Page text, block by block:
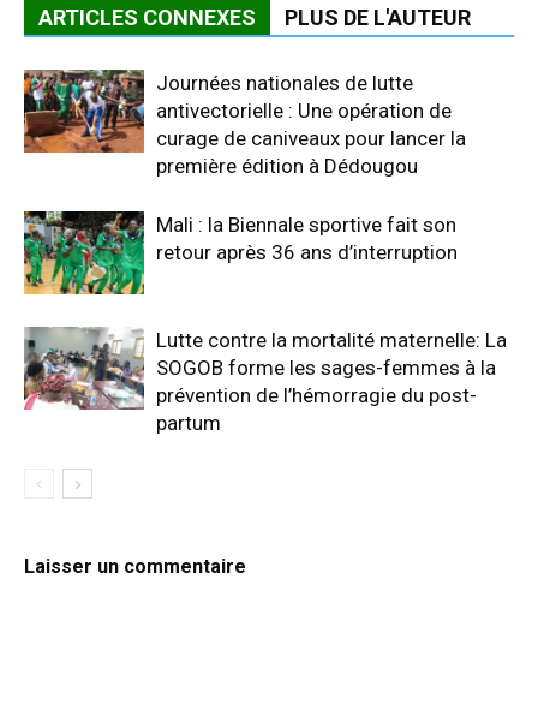
ARTICLES CONNEXES PLUS DE L'AUTEUR
Journées nationales de lutte
antivectorielle : Une opération de
curage de caniveaux pour lancer la
première édition à Dédougou
Mali : la Biennale sportive fait son
retour après 36 ans d’interruption
Lutte contre la mortalité maternelle: La
SOGOB forme les sages-femmes à la
prévention de l’hémorragie du post-
partum
Laisser un commentaire